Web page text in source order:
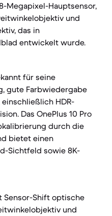
Megapixel-Hauptsensor,
und
das in
entwickelt wurde.
für seine
gute Farbwiedergabe
HDR-
Das OnePlus 10 Pro
durch die
bietet einen
Sichtfeld sowie 8K-
Sensor-Shift optische
und